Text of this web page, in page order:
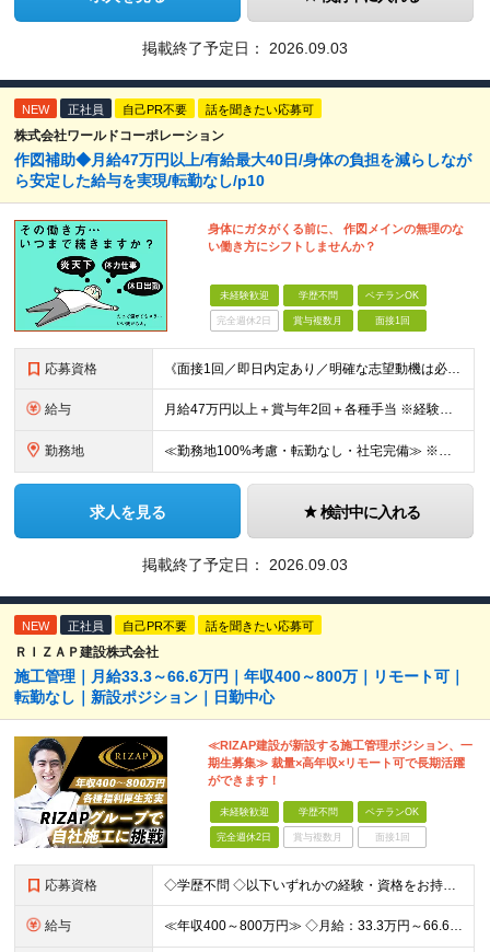
掲載終了予定日： 2026.09.03
NEW 正社員 自己PR不要 話を聞きたい応募可
株式会社ワールドコーポレーション
作図補助◆月給47万円以上/有給最大40日/身体の負担を減らしなが
ら安定した給与を実現/転勤なし/p10
身体にガタがくる前に、 作図メインの無理のな
い働き方にシフトしませんか？
未経験歓迎 学歴不問 ベテランOK
完全週休2日 賞与複数月 面接1回
応募資格 《面接1回／即日内定あり／明確な志望動機は必要なし》 ◆学歴・年齢不問 ◆建設業界での実務経験や設備設計（電気設備、空調・衛生設備）、土木設計（橋梁／トンネル・道路・造成／上下水道）などの業界経験者
給与 月給47万円以上＋賞与年2回＋各種手当 ※経験・スキルに応じて決定いたします。 ※条件面につきましては、経験を考慮しますのでご希望に添えない場合もございます。 ※試用期間は6ヶ月です。その間、給与・
勤務地 ≪勤務地100%考慮・転勤なし・社宅完備≫ ※配属は全国のプロジェクト先 ※あなたの希望を考慮し、勤務地を決定します。 ※U・Iターン歓迎 ※出張面接も可能です！お住まいの近くに伺います。(応相談
求人を見る 検討中に入れる
掲載終了予定日： 2026.09.03
NEW 正社員 自己PR不要 話を聞きたい応募可
ＲＩＺＡＰ建設株式会社
施工管理｜月給33.3～66.6万円｜年収400～800万｜リモート可｜
転勤なし｜新設ポジション｜日勤中心
≪RIZAP建設が新設する施工管理ポジション、一
期生募集≫ 裁量×高年収×リモート可で長期活躍
ができます！
未経験歓迎 学歴不問 ベテランOK
完全週休2日 賞与複数月 面接1回
応募資格 ◇学歴不問 ◇以下いずれかの経験・資格をお持ちの方 ≪対象経験≫ ・店舗内装工事（フィットネス・飲食・物販など）の施工管理経験 ・電気/空調/給排水工事いずれかの施工管理経験（1年以上目安） ・職長
給与 ≪年収400～800万円≫ ◇月給：33.3万円～66.6万円 ◇残業代別途支給 ◇昇給年2回（実力次第でスピード昇給可能） スキル・経験に応じた評価制度 ￣￣￣￣￣￣￣￣￣￣￣￣￣ 新設チームのた